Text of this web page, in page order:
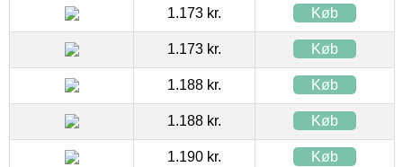
1.173 kr. Køb
1.173 kr. Køb
1.188 kr. Køb
1.188 kr. Køb
1.190 kr. Køb